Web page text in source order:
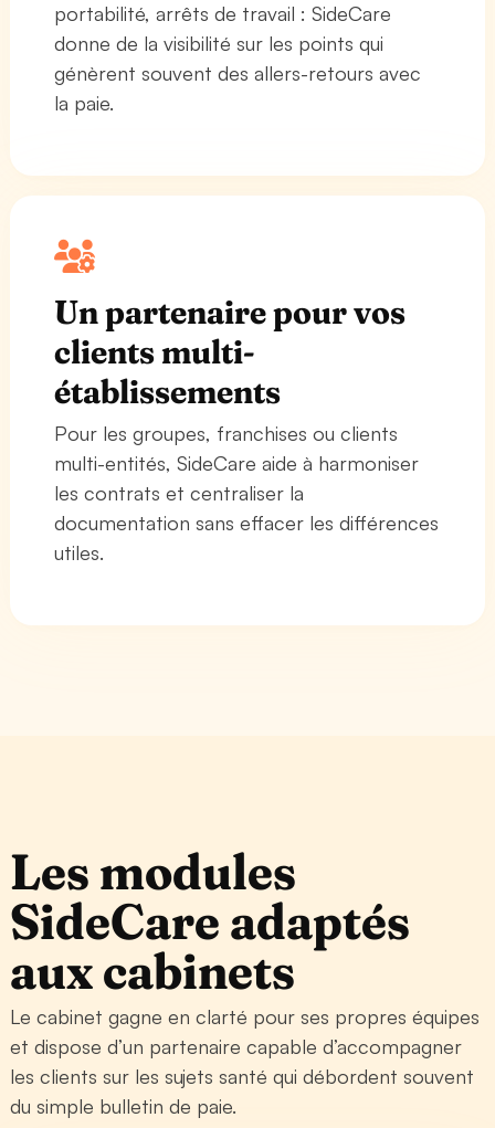
portabilité, arrêts de travail : SideCare
donne de la visibilité sur les points qui
génèrent souvent des allers-retours avec
la paie.
Un partenaire pour vos
clients multi-
établissements
Pour les groupes, franchises ou clients
multi-entités, SideCare aide à harmoniser
les contrats et centraliser la
documentation sans effacer les différences
utiles.
Les modules
SideCare adaptés
aux cabinets
Le cabinet gagne en clarté pour ses propres équipes
et dispose d’un partenaire capable d’accompagner
les clients sur les sujets santé qui débordent souvent
du simple bulletin de paie.